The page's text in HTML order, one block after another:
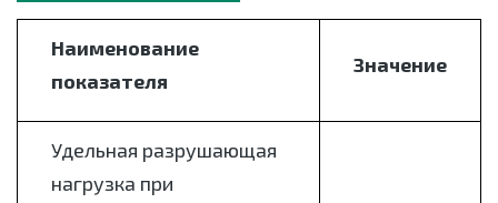
Наименование
показателя
Значение
Удельная разрушающая
нагрузка при